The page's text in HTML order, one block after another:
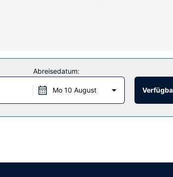
Toilettenartikel und Haartrockner verfügen. Zur
Frühstück wird unter der Woche von
Abreisedatum:
Mo 10 August